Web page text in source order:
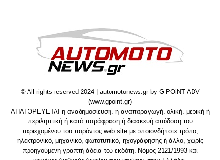
© All rights reserved 2024 | automotonews.gr by G POiNT ADV
(www.gpoint.gr)
ΑΠΑΓΟΡΕΥΕΤΑΙ η αναδημοσίευση, η αναπαραγωγή, ολική, μερική ή
περιληπτική ή κατά παράφραση ή διασκευή απόδοση του
περιεχομένου του παρόντος web site με οποιονδήποτε τρόπο,
ηλεκτρονικό, μηχανικό, φωτοτυπικό, ηχογράφησης ή άλλο, χωρίς
προηγούμενη γραπτή άδεια του εκδότη. Νόμος 2121/1993 και